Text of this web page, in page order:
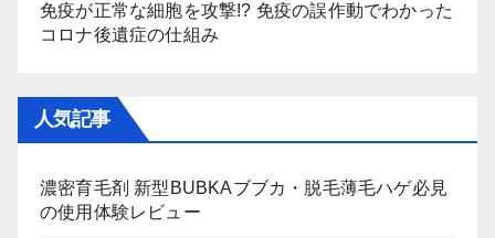
免疫が正常な細胞を攻撃!? 免疫の誤作動でわかった
コロナ後遺症の仕組み
人気記事
濃密育毛剤 新型BUBKAブブカ・脱毛薄毛ハゲ必見
の使用体験レビュー